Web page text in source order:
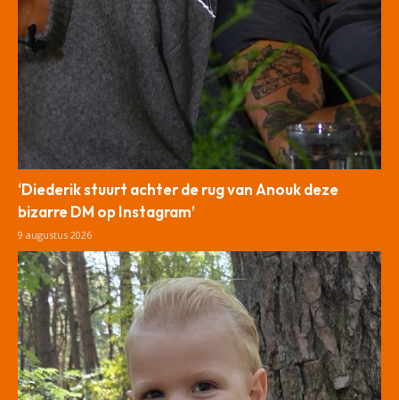
‘Diederik stuurt achter de rug van Anouk deze
bizarre DM op Instagram’
9 augustus 2026